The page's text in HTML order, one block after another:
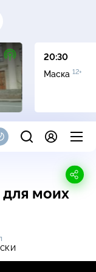
16+
20:30
Маска 12+
моих